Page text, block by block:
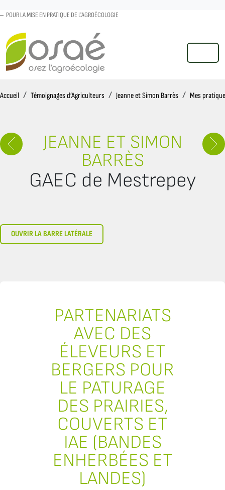
POUR LA MISE EN PRATIQUE DE L'AGROÉCOLOGIE
MENU
Accueil AccueilTémoignages d’Agriculteurs Jeanne et Simon Barrès Mes
JEANNE ET SIMON
BARRÈS
GAEC de Mestrepey
OUVRIR LA BARRE LATÉRALE
PARTENARIATS
AVEC DES
ÉLEVEURS ET
BERGERS POUR
LE PATURAGE
DES PRAIRIES,
COUVERTS ET
IAE (BANDES
ENHERBÉES ET
LANDES)